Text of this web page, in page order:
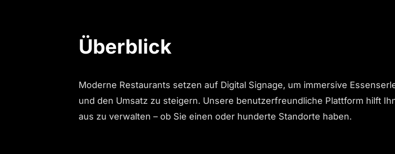
Überblick
Moderne Restaurants setzen auf Digital Signage, um immersive
und den Umsatz zu steigern. Unsere benutzerfreundliche Plattform hilft
aus zu verwalten – ob Sie einen oder hunderte Standorte haben.